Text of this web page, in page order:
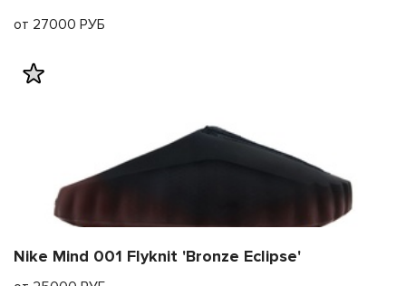
от 27000 РУБ
Nike Mind 001 Flyknit 'Bronze Eclipse'